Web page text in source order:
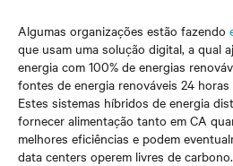
Algumas organizações estão fazendo
que usam uma solução digital, a qual
energia com 100% de energias
fontes de energia renováveis 24
Estes sistemas híbridos de energia
fornecer alimentação tanto em CA
melhores eficiências e podem
data centers operem livres de carbono.